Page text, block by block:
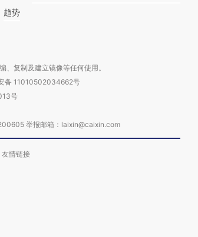
趋势
复制及建立镜像等任何使用。
备 11010502034662号
号
举报邮箱：laixin@caixin.com
友情链接